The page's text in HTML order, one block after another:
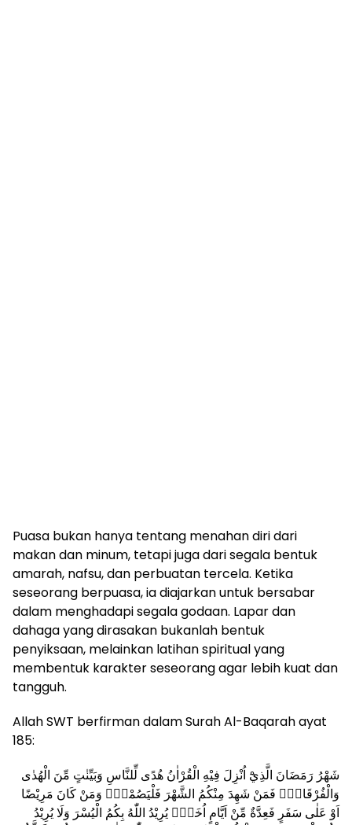
Puasa bukan hanya tentang menahan diri dari
makan dan minum, tetapi juga dari segala bentuk
amarah, nafsu, dan perbuatan tercela. Ketika
seseorang berpuasa, ia diajarkan untuk bersabar
dalam menghadapi segala godaan. Lapar dan
dahaga yang dirasakan bukanlah bentuk
penyiksaan, melainkan latihan spiritual yang
membentuk karakter seseorang agar lebih kuat dan
tangguh.
Allah SWT berfirman dalam Surah Al-Baqarah ayat
185:
شَهْرُ رَمَضَانَ الَّذِيْٓ اُنْزِلَ فِيْهِ الْقُرْاٰنُ هُدًى لِّلنَّاسِ وَبَيِّنٰتٍ مِّنَ الْهُدٰى
وَالْفُرْقَانِۚ فَمَنْ شَهِدَ مِنْكُمُ الشَّهْرَ فَلْيَصُمْهُۗ وَمَنْ كَانَ مَرِيْضًا
اَوْ عَلٰى سَفَرٍ فَعِدَّةٌ مِّنْ اَيَّامٍ اُخَرَۗ يُرِيْدُ اللّٰهُ بِكُمُ الْيُسْرَ وَلَا يُرِيْدُ